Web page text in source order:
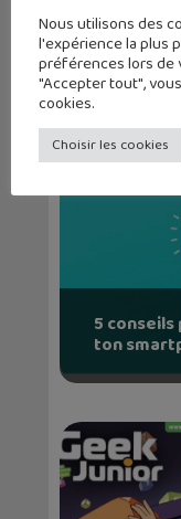
sortir...
5
ton
Nous utilisons des
l'expérience la plus
préférences lors de
"Accepter tout",
cookies.
Choisir les cookies